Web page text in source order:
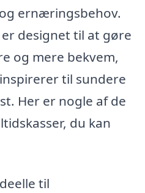
ernæringsbehov.
designet til at gøre
og mere bekvem,
til sundere
Her er nogle af de
du kan
til